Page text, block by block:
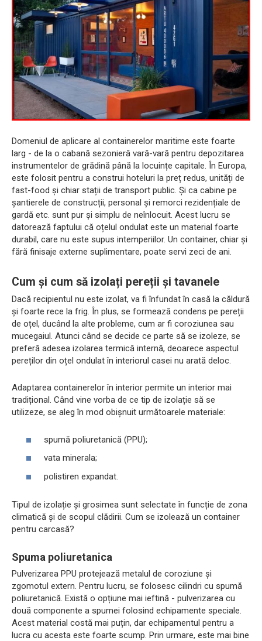
Domeniul de aplicare al containerelor maritime este foarte
larg - de la o cabană sezonieră vară-vară pentru depozitarea
instrumentelor de grădină până la locuințe capitale. În Europa,
este folosit pentru a construi hoteluri la preț redus, unități de
fast-food și chiar stații de transport public. Și ca cabine pe
șantierele de construcții, personal și remorci rezidențiale de
gardă etc. sunt pur și simplu de neînlocuit. Acest lucru se
datorează faptului că oțelul ondulat este un material foarte
durabil, care nu este supus intemperiilor. Un container, chiar și
fără finisaje externe suplimentare, poate servi zeci de ani.
Cum și cum să izolați pereții și tavanele
Dacă recipientul nu este izolat, va fi înfundat în casă la căldură
și foarte rece la frig. În plus, se formează condens pe pereții
de oțel, ducând la alte probleme, cum ar fi coroziunea sau
mucegaiul. Atunci când se decide ce parte să se izoleze, se
preferă adesea izolarea termică internă, deoarece aspectul
pereților din oțel ondulat în interiorul casei nu arată deloc.
Adaptarea containerelor în interior permite un interior mai
tradițional. Când vine vorba de ce tip de izolație să se
utilizeze, se aleg în mod obișnuit următoarele materiale:
spumă poliuretanică (PPU);
vata minerala;
polistiren expandat.
Tipul de izolație și grosimea sunt selectate în funcție de zona
climatică și de scopul clădirii. Cum se izolează un container
pentru carcasă?
Spuma poliuretanica
Pulverizarea PPU protejează metalul de coroziune și
zgomotul extern. Pentru lucru, se folosesc cilindri cu spumă
poliuretanică. Există o opțiune mai ieftină - pulverizarea cu
două componente a spumei folosind echipamente speciale.
Acest material costă mai puțin, dar echipamentul pentru a
lucra cu acesta este foarte scump. Prin urmare, este mai bine